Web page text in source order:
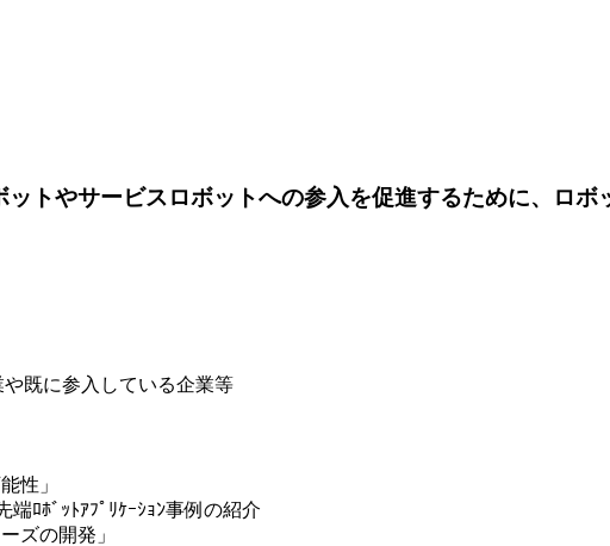
トやサービスロボットへの参入を促進するために、ロ
既に参入している企業等
性」
ﾛﾎﾞｯﾄｱﾌﾟﾘｹｰｼｮﾝ事例の紹介
ズの開発」